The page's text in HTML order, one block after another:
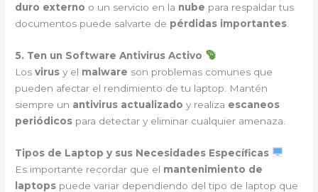
duro externo o un servicio en la nube para respaldar tus
documentos puede salvarte de pérdidas importantes
5. Ten un Software Antivirus Activo
Losvirus y el malware son problemas comunes que
pueden afectar el rendimiento de tu laptop. Mantén
siempre un antivirus actualizado y realiza escaneos
periódicos para detectar y eliminar cualquier amenaza.
Tipos de Laptop y sus Necesidades Específicas
Es importante recordar que el mantenimiento de
laptops puede variar dependiendo del tipo de laptop que